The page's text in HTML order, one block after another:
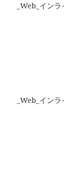
_Web_イン
_Web_イン